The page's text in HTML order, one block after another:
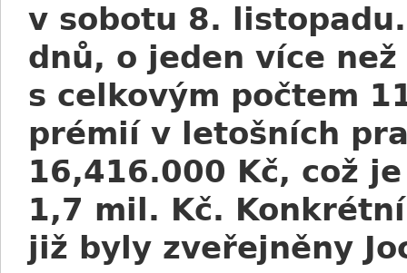
v sobotu 8.
dnů, o jeden více
s celkovým počtem
prémií v letošních
16,416.000 Kč, což
1,7 mil. Kč.
již byly zveřejněny